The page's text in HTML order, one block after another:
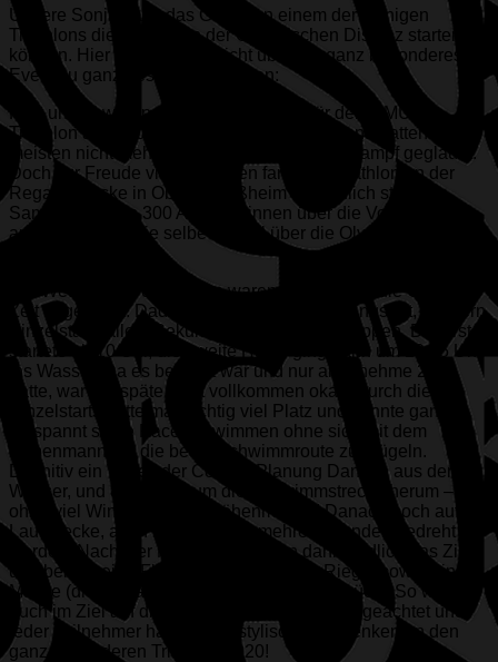
Unsere Sonja hatte das Glück, an einem der wenigen
Triathlons dieses Jahr in der Olympischen Distanz starten zu
können. Hier ein kurzer Bericht über ein ganz besonderes
Event zu ganz besonderen Zeiten:
Fast unreal waren die Vorbereitungen für den 3 MUC
Triathlon am 23.08.2020. In Zeiten von Corona hatten die
meisten nicht mehr an einen offiziellen Wettkampf geglaubt.
Doch zur Freude vieler Athleten fand der Triathlon an der
Regattastrecke in Oberschleißheim tatsächlich statt. Am
Samstag durften 300 Athleten*innen über die Volksdistanz,
am Tag danach die selbe Anzahl über die Olympische
Die Wettkampf-Vorschriften waren natürlich an die Corona-
Zeit angepasst. Dadurch gab es keinen Rollingstart, sondern
Einzelstarts alle 3 Sekunden in zwei Startgruppen. Die erste
startete ab 10 Uhr, die zweite Hälfte ging dann um 10:45 Uhr
ins Wasser. Da es bewölkt war und nur angenehme 22°C
hatte, war der späte Start vollkommen okay. Durch die
Einzelstarts hatte man richtig viel Platz und konnte ganz
entspannt seine Pace schwimmen ohne sich mit dem
Nebenmann um die beste Schwimmroute zu prügeln.
Definitiv ein Vorteil der Corona-Planung Danach aus dem
Wasser, und 8 Runden um die Schwimmstrecke herum –
ohne viel Wind und mit 0 Höhenmetern! Danach noch auf die
Laufstrecke, auch hier mussten mehrere Runden gedreht
werden. Nach vier Mal erreichte man dann endlich das Ziel
und bekam eine Flasche Wasser, einen Riegel sowie eine
Maske (die Medaille 2020) in die Hand gedrückt! So wurde
auch im Ziel auf die Gesundheit der Athleten geachtet und
jeder Teilnehmer hat nun ein stylisches Andenken an den
ganz besonderen Triathlon 2020!